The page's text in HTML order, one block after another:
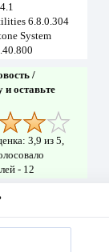
6.8.0.304
System
/
оставьте
3,9 из 5,
- 12